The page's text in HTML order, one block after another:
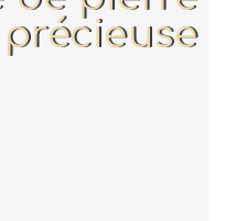
précieuse